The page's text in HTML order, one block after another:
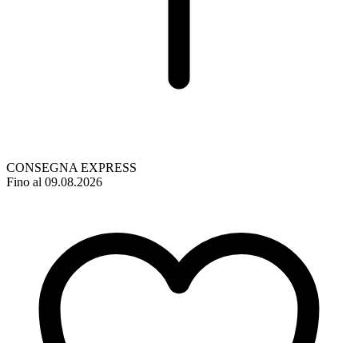
CONSEGNA EXPRESS
Fino al 09.08.2026